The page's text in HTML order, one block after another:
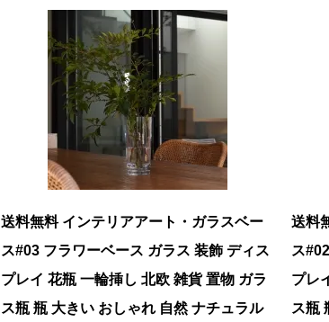
送料無料 インテリアアート・ガラスベー
ス#03 フラワーベース ガラス 装飾 ディス
プレイ 花瓶 一輪挿し 北欧 雑貨 置物 ガラ
ス瓶 瓶 大きい おしゃれ 自然 ナチュラル
送料
ス
プレ
ス瓶